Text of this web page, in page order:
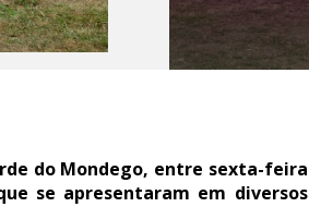
do Mondego, entre sexta-feira
se apresentaram em diversos